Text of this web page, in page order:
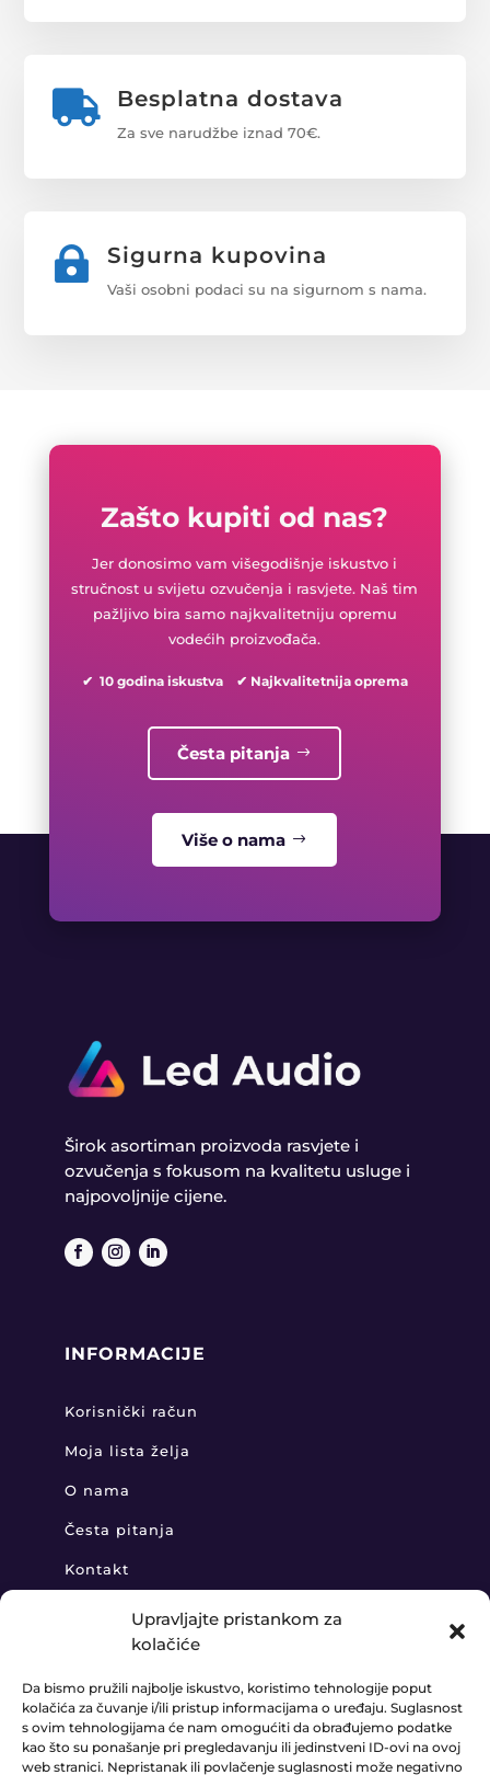
Upravljajte pristankom za
kolačiće
Da bismo pružili najbolje iskustvo, koristimo tehnologije poput
kolačića za čuvanje i/ili pristup informacijama o uređaju. Suglasnost
s ovim tehnologijama će nam omogućiti da obrađujemo podatke
kao što su ponašanje pri pregledavanju ili jedinstveni ID-ovi na ovoj
web stranici. Nepristanak ili povlačenje suglasnosti može negativno
 Besplatna dostava
Za sve narudžbe iznad 70€.
 Sigurna kupovina
Vaši osobni podaci su na sigurnom s nama.
Zašto kupiti od nas?
Jer donosimo vam višegodišnje iskustvo i
stručnost u svijetu ozvučenja i rasvjete. Naš tim
pažljivo bira samo najkvalitetniju opremu
vodećih proizvođača.
✔ 10 godina iskustva ✔ Najkvalitetnija oprema
Česta pitanja
Više o nama
Širok asortiman proizvoda rasvjete i
ozvučenja s fokusom na kvalitetu usluge i
najpovoljnije cijene.
INFORMACIJE
Korisnički račun
Moja lista želja
O nama
Česta pitanja
Kontakt
 +385 91 888 6406
 prodaja@ledaudio.hr